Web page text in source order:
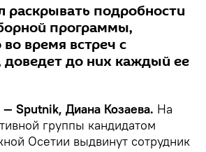
раскрывать подробности
программы,
время встреч с
доведет до них каждый ее
Sputnik, Диана Козаева. На
группы кандидатом
Осетии выдвинут сотрудник